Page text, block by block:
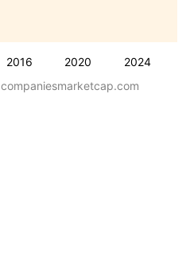
2016 2020 2024
companiesmarketcap.com